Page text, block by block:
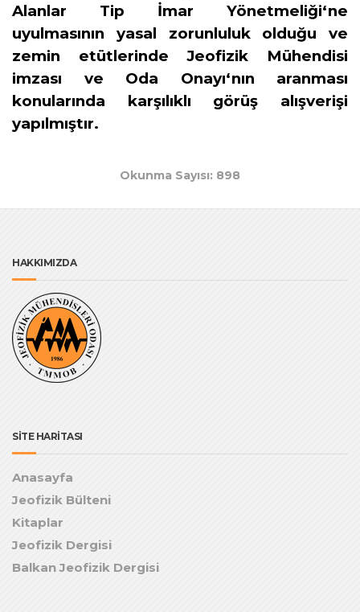
Alanlar Tip İmar Yönetmeliği‘ne
uyulmasının yasal zorunluluk olduğu ve
zemin etütlerinde Jeofizik Mühendisi
imzası ve Oda Onayı‘nın aranması
konularında karşılıklı görüş alışverişi
yapılmıştır.
Okunma Sayısı: 898
HAKKIMIZDA
SİTE HARİTASI
Anasayfa
Jeofizik Bülteni
Kitaplar
Jeofizik Dergisi
Balkan Jeofizik Dergisi